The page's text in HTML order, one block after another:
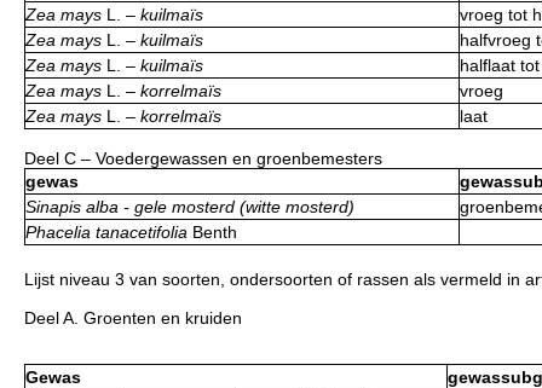
Zea mays L. – kuilmaïs
vroeg tot
Zea mays L. – kuilmaïs
halfvroeg
Zea mays L. – kuilmaïs
halflaat
Zea mays L. – korrelmaïs
vroeg
Zea mays L. – korrelmaïs laat
Deel C – Voedergewassen en groenbemesters
gewas
Sinapis alba - gele mosterd (witte mosterd)
Phacelia tanacetifolia Benth
Lijst niveau 3 van soorten, ondersoorten of rassen als vermeld in
Deel A. Groenten en kruiden
Gewas